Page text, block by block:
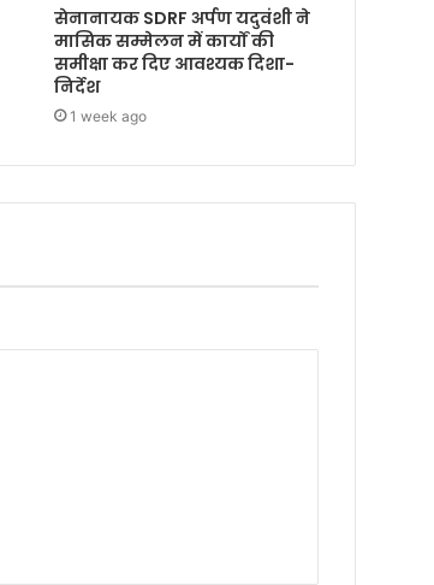
सेनानायक SDRF अर्पण यदुवंशी ने
मासिक सम्मेलन में कार्यों की
समीक्षा कर दिए आवश्यक दिशा-
निर्देश
1 week ago